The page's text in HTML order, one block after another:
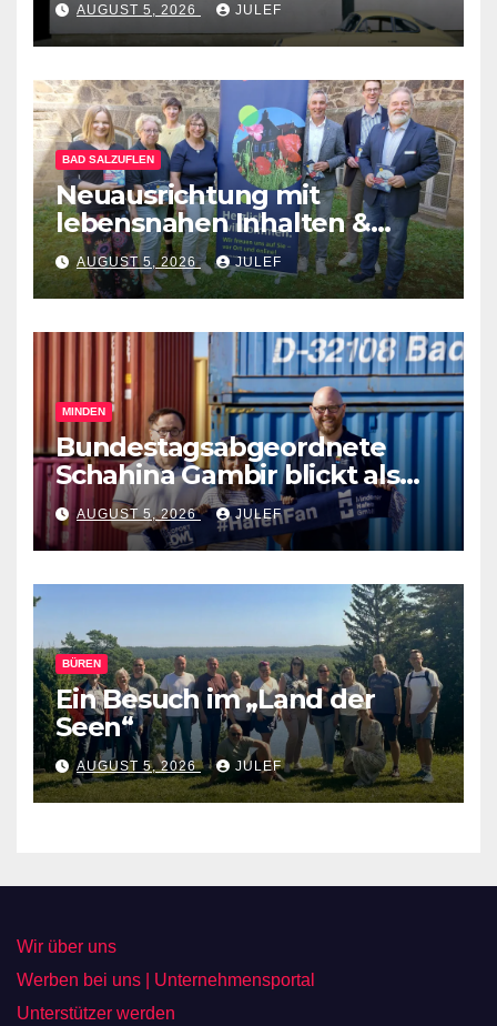
AUGUST 5, 2026 JULEF
BAD SALZUFLEN
Neuausrichtung mit
lebensnahen Inhalten &
diversen Mitmachformaten –
vhs Bad Salzuflen stellt
neues Herbst-&
Winterprogramm vor
AUGUST 5, 2026 JULEF
MINDEN
Bundestagsabgeordnete
Schahina Gambir blickt als
Praktikantin hinter die
Kulissen des Mindener
Industriehafens und des
RegioPorts OWL
AUGUST 5, 2026 JULEF
BÜREN
Ein Besuch im „Land der
Seen“
AUGUST 5, 2026 JULEF
Wir über uns
Werben bei uns | Unternehmensportal
Unterstützer werden